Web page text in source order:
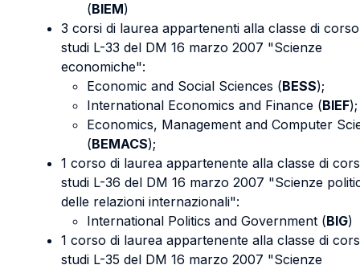
(BIEM)
3 corsi di laurea appartenenti alla classe di
studi L-33 del DM 16 marzo 2007 "Scienze
economiche":
Economic and Social Sciences (BESS);
International Economics and Finance (BIEF);
Economics, Management and Computer
(BEMACS);
1 corso di laurea appartenente alla classe di
studi L-36 del DM 16 marzo 2007 "Scienze
delle relazioni internazionali":
International Politics and Government (BIG)
1 corso di laurea appartenente alla classe di
studi L-35 del DM 16 marzo 2007 "Scienze